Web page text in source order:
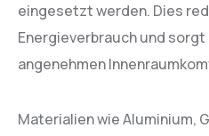
eingesetzt werden. Dies
Energieverbrauch und
angenehmen
Materialien wie Aluminium,